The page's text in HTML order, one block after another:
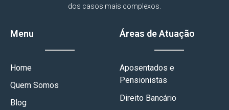
dos casos mais complexos.
Menu
Home
Quem Somos
Blog
Áreas de Atuação
Aposentados e
Pensionistas
Direito Bancário